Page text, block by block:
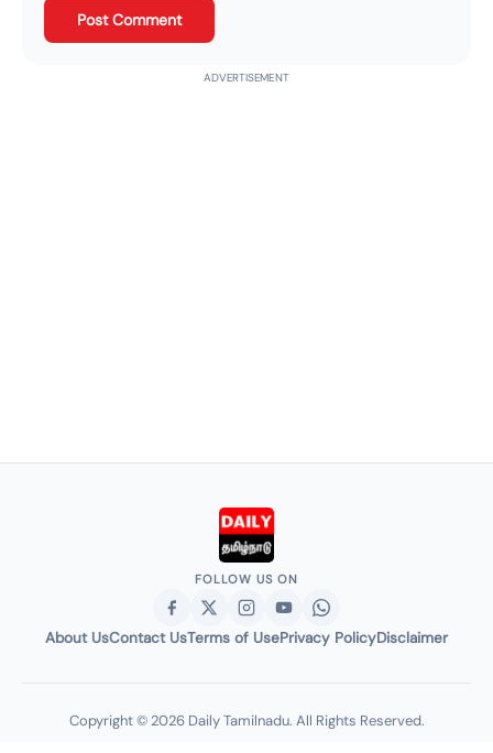
Post Comment
ADVERTISEMENT
FOLLOW US ON
About UsContact UsTerms of UsePrivacy PolicyDisclaimer
Copyright © 2026 Daily Tamilnadu. All Rights Reserved.